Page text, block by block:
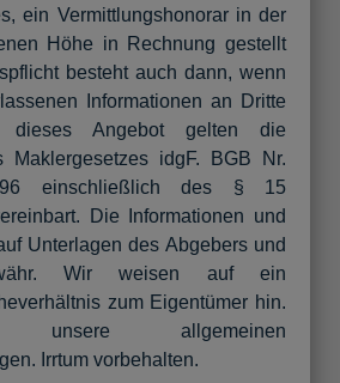
ein Vermittlungshonorar in der
Höhe in Rechnung gestellt
besteht auch dann, wenn
Informationen an Dritte
dieses Angebot gelten die
Maklergesetzes idgF. BGB Nr.
einschließlich des § 15
Die Informationen und
Unterlagen des Abgebers und
Wir weisen auf ein
zum Eigentümer hin.
allgemeinen
Irrtum vorbehalten.